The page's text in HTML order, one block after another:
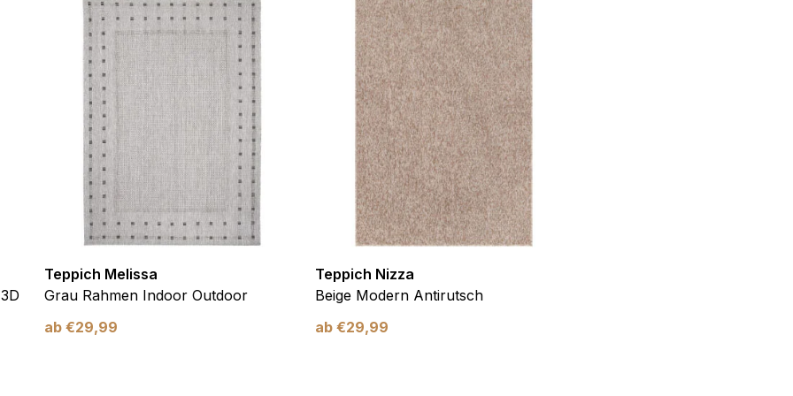
Teppich Melissa
Grau Rahmen Indoor Outdoor
ab €29,99
Teppich Nizza
Beige Modern Antirutsch
ab €29,99
sicheren Log-ins oder das Anpassen Ihrer Zustimmungseinstellungen. Diese Cookies
Daten.
es einer Website, Informationen zu speichern, die die Art und Weise ändern, wie die
wie zum Beispiel Ihre bevorzugte Sprache oder die Region, in der Sie sich befinden.
Betreibern zu verstehen, wie sich verschiedene Benutzer auf der Website verhalten,
sammeln und melden.
Benutzer relevant und ansprechend sind und somit wertvoller für Herausgeber und